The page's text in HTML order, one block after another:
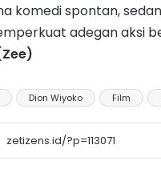
komedi spontan,
adegan aksi
Dion Wiyoko Film